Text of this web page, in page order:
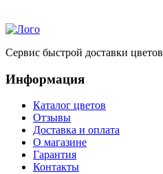
Сервис быстрой доставки цветов
Информация
Каталог цветов
Отзывы
Доставка и оплата
О магазине
Гарантия
Контакты